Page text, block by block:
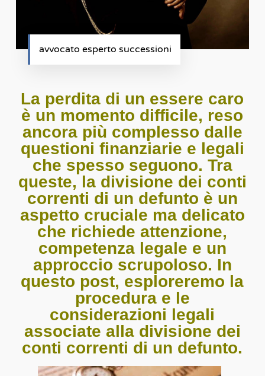
avvocato esperto successioni
La perdita di un essere caro
è un momento difficile, reso
ancora più complesso dalle
questioni finanziarie e legali
che spesso seguono. Tra
queste, la divisione dei conti
correnti di un defunto è un
aspetto cruciale ma delicato
che richiede attenzione,
competenza legale e un
approccio scrupoloso. In
questo post, esploreremo la
procedura e le
considerazioni legali
associate alla divisione dei
conti correnti di un defunto.